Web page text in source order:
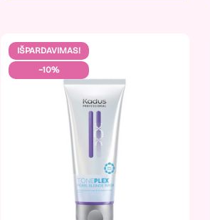
IŠPARDAVIMAS!
−10%